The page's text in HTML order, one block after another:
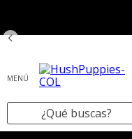
¿Qué buscas?